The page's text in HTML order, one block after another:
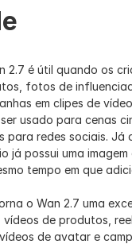
2.7 é útil quando os
fotos de
em clipes de
usado para cenas
para redes sociais. Já
já possui uma
tempo em que
o Wan 2.7 uma
vídeos de produtos,
de avatar e